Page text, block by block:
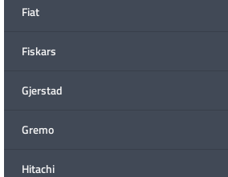
Fiat
Fiskars
Gjerstad
Gremo
Hitachi